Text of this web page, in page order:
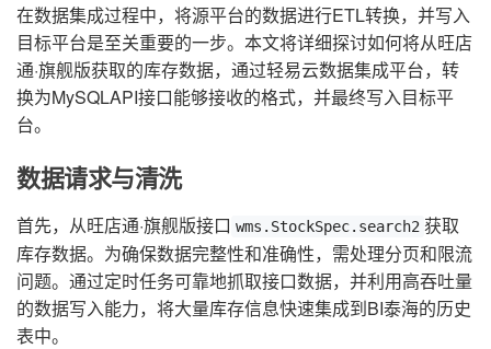
在数据集成过程中，将源平台的数据进行ETL转换，并写入
目标平台是至关重要的一步。本文将详细探讨如何将从旺店
通·旗舰版获取的库存数据，通过轻易云数据集成平台，转
换为MySQLAPI接口能够接收的格式，并最终写入目标平
台。
数据请求与清洗
首先，从旺店通·旗舰版接口 wms.StockSpec.search2 获取
库存数据。为确保数据完整性和准确性，需处理分页和限流
问题。通过定时任务可靠地抓取接口数据，并利用高吞吐量
的数据写入能力，将大量库存信息快速集成到BI泰海的历史
表中。